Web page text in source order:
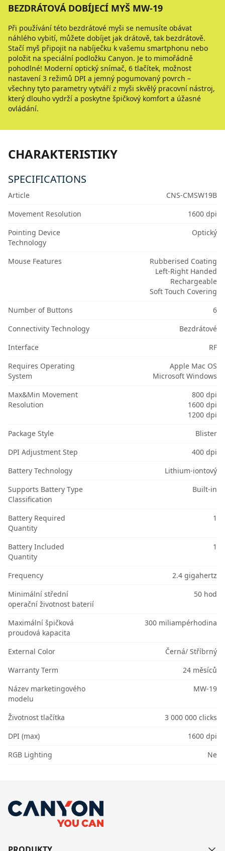
BEZDRÁTOVÁ DOBÍJECÍ MYŠ MW-19
Při používání této bezdrátové myši se nemusíte obávat
náhlého vybití, můžete dobíjet jak drátově, tak bezdrátově.
Stačí myš připojit na nabíječku k vašemu smartphonu nebo
položit na speciální podložku Canyon. Je to mimořádně
pohodlné! Moderní optický snímač, 6 tlačítek, možnost
nastavení 3 režimů DPI a jemný pogumovaný povrch –
všechny tyto parametry vytváří z myši skvělý pracovní nástroj,
který dlouho vydrží a poskytne špičkový komfort a úžasné
ovládání.
CHARAKTERISTIKY
SPECIFICATIONS
Article
CNS-CMSW19B
Movement Resolution
1600 dpi
Pointing Device
Technology
Optický
Mouse Features
Rubberised Coating
Left-Right Handed
Rechargeable
Soft Touch Covering
Number of Buttons
6
Connectivity Technology
Bezdrátové
Interface
RF
Requires Operating
System
Apple Mac OS
Microsoft Windows
Max&Min Movement
Resolution
800 dpi
1600 dpi
1200 dpi
Package Style
Blister
DPI Adjustment Step
400 dpi
Battery Technology
Lithium-iontový
Supports Battery Type
Classification
Built-in
Battery Required
Quantity
1
Battery Included
Quantity
1
Frequency
2.4 gigahertz
Minimální střední
operační životnost baterií
50 hod
Maximální špičková
proudová kapacita
300 miliampérhodina
External Color
Černá/ Stříbrný
Warranty Term
24 měsíců
Název marketingového
modelu
MW-19
Životnost tlačítka
3 000 000 clicks
DPI (max)
1600 dpi
RGB Lighting
Ne